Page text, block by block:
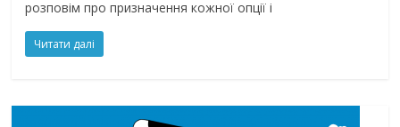
розповім про призначення кожної опції і
Читати далі